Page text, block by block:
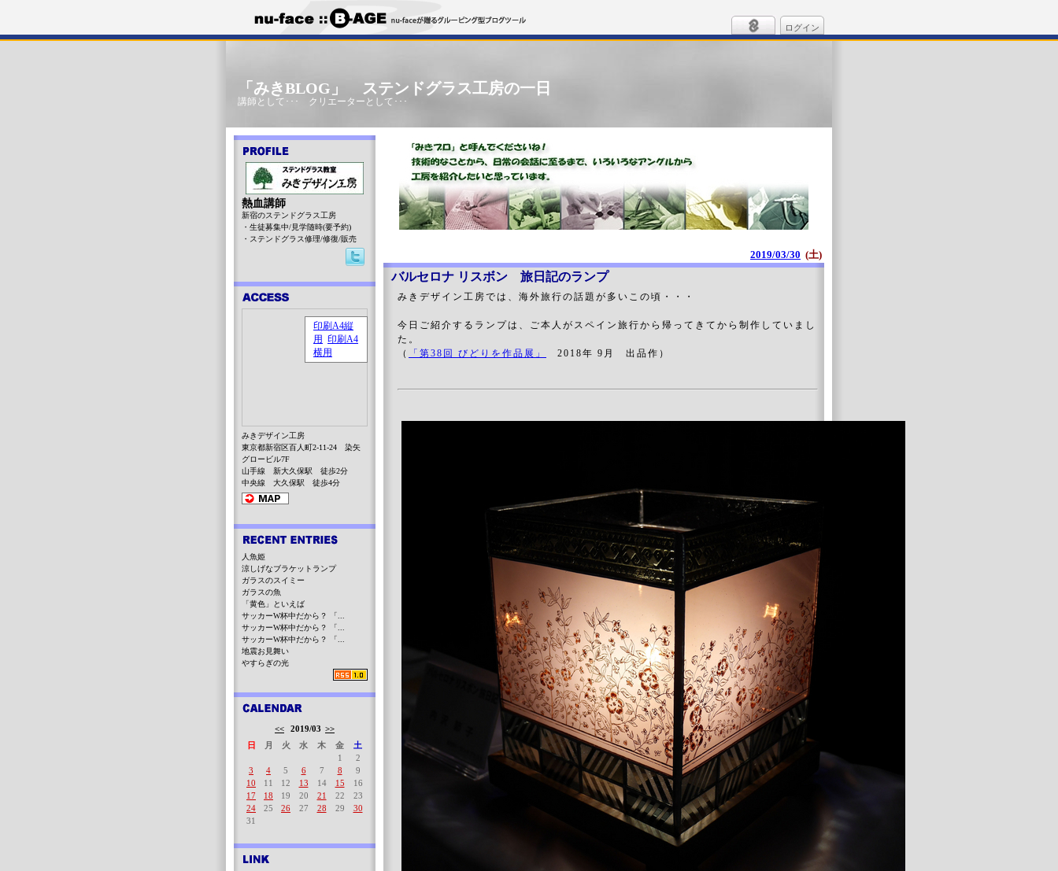
ログイン
「みきBLOG」 ステンドグラス工房の一日
講師として･･･ クリエーターとして･･･
2019/03/30 (土)
バルセロナ リスボン 旅日記のランプ
みきデザイン工房では、海外旅行の話題が多いこの頃・・・
今日ご紹介するランプは、ご本人がスペイン旅行から帰ってきてから制作していまし
た。
（
「第38回 びどりを作品展」 2018年 9月 出品作）
熱血講師
新宿のステンドグラス工房
・生徒募集中/見学随時(要予約)
・ステンドグラス修理/修復/販売
みきデザイン工房
東京都新宿区百人町2-11-24 染矢
グロービル7F
山手線 新大久保駅 徒歩2分
中央線 大久保駅 徒歩4分
人魚姫
涼しげなブラケットランプ
ガラスのスイミー
ガラスの魚
「黄色」といえば
サッカーW杯中だから？ 「...
サッカーW杯中だから？ 「...
サッカーW杯中だから？ 「...
地震お見舞い
やすらぎの光
<< 2019/03 >>
日
月 火 水 木 金
土
1
2
3
4 5 6 7 8
9
10
11 12 13 14 15
16
17
18 19 20 21 22
23
24
25 26 27 28 29
30
31